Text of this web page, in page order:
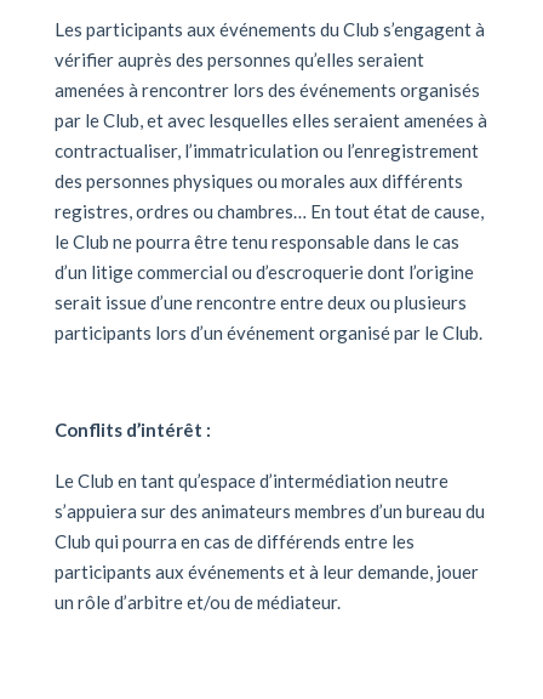
Les participants aux événements du Club s’engagent à
vérifier auprès des personnes qu’elles seraient
amenées à rencontrer lors des événements organisés
par le Club, et avec lesquelles elles seraient amenées à
contractualiser, l’immatriculation ou l’enregistrement
des personnes physiques ou morales aux différents
registres, ordres ou chambres… En tout état de cause,
le Club ne pourra être tenu responsable dans le cas
d’un litige commercial ou d’escroquerie dont l’origine
serait issue d’une rencontre entre deux ou plusieurs
participants lors d’un événement organisé par le Club.
Conflits d’intérêt :
Le Club en tant qu’espace d’intermédiation neutre
s’appuiera sur des animateurs membres d’un bureau du
Club qui pourra en cas de différends entre les
participants aux événements et à leur demande, jouer
un rôle d’arbitre et/ou de médiateur.